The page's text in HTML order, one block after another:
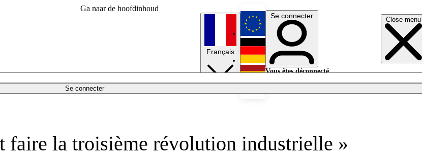
Ga naar de hoofdinhoud
Close menu
Se connecter
Français
English
Deutsch
Se connecter
Vous êtes déconnecté.
faire la troisième révolution industrielle »